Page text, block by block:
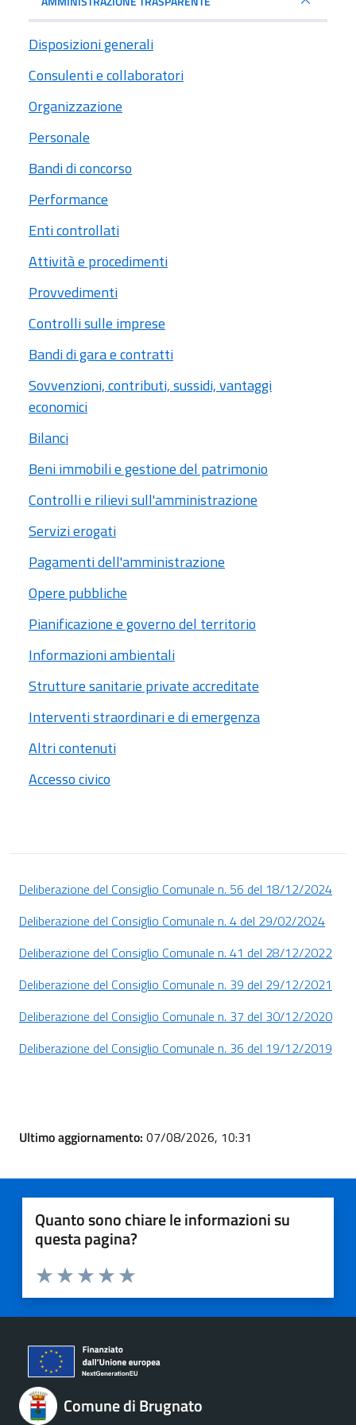
Disposizioni generali
Consulenti e collaboratori
Organizzazione
Personale
Bandi di concorso
Performance
Enti controllati
Attività e procedimenti
Provvedimenti
Controlli sulle imprese
Bandi di gara e contratti
Sovvenzioni, contributi, sussidi, vantaggi
economici
Bilanci
Beni immobili e gestione del patrimonio
Controlli e rilievi sull'amministrazione
Servizi erogati
Pagamenti dell'amministrazione
Opere pubbliche
Pianificazione e governo del territorio
Informazioni ambientali
Strutture sanitarie private accreditate
Interventi straordinari e di emergenza
Altri contenuti
Accesso civico
Deliberazione del Consiglio Comunale n. 56 del 18/12/2024
Deliberazione del Consiglio Comunale n. 4 del 29/02/2024
Deliberazione del Consiglio Comunale n. 41 del 28/12/2022
Deliberazione del Consiglio Comunale n. 39 del 29/12/2021
Deliberazione del Consiglio Comunale n. 37 del 30/12/2020
Deliberazione del Consiglio Comunale n. 36 del 19/12/2019
Ultimo aggiornamento: 07/08/2026, 10:31
Quanto sono chiare le informazioni su
questa pagina?
Valuta 5 stelle su 5
Valuta 4 stelle su 5
Valuta 3 stelle su 5
Valuta 2 stelle su 5
Valuta 1 stelle su 5
Comune di Brugnato